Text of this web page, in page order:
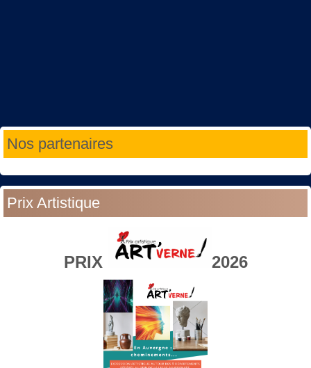
Nos partenaires
Prix Artistique
PRIX 2026
Année
précédente
Mois
précédent
Année
suivante
Mois
suivant